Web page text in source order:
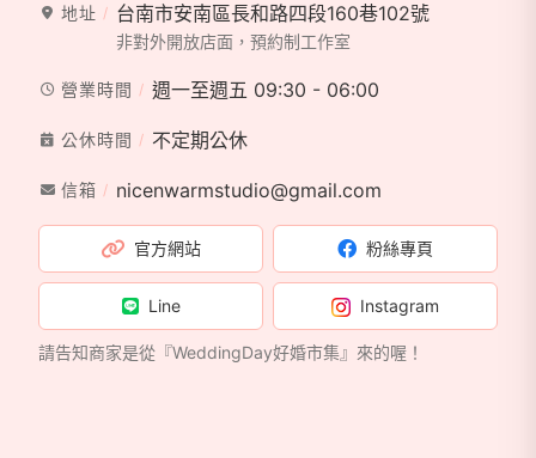
地址 台南市安南區長和路四段160巷102號
非對外開放店面，預約制工作室
營業時間 週一至週五 09:30 - 06:00
公休時間 不定期公休
信箱 nicenwarmstudio@gmail.com
官方網站 粉絲專頁
Line Instagram
請告知商家是從『WeddingDay好婚市集』來的喔！